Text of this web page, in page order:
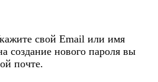
свой Email или имя
создание нового пароля вы
почте.